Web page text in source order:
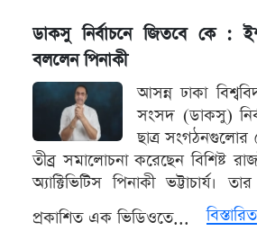
ডাকসু নির্বাচনে জিতবে কে :
বললেন পিনাকী
আসন্ন ঢাকা
সংসদ (ডাকসু)
ছাত্র সংগঠনগুলোর
তীব্র সমালোচনা করেছেন বিশিষ্ট
অ্যাক্টিভিটিস পিনাকী ভট্টাচার্য।
প্রকাশিত এক ভিডিওতে...
বিস্তারিত